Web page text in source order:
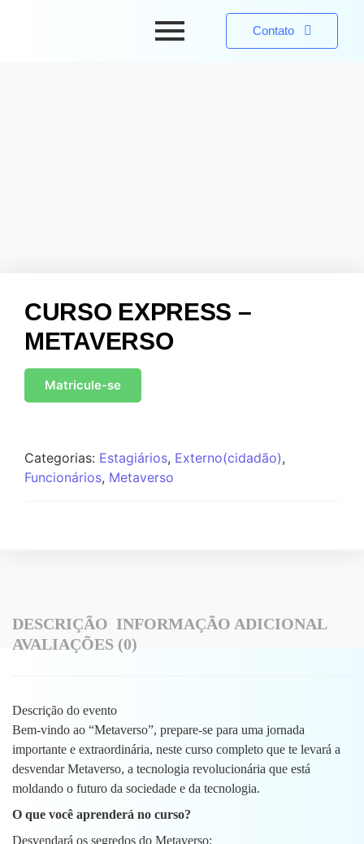
Contato
CURSO EXPRESS –
METAVERSO
Matricule-se
Categorias: Estagiários, Externo(cidadão),
Funcionários, Metaverso
DESCRIÇÃO INFORMAÇÃO ADICIONAL
AVALIAÇÕES (0)
Descrição do evento
Bem-vindo ao “Metaverso”, prepare-se para uma jornada
importante e extraordinária, neste curso completo que te levará a
desvendar Metaverso, a tecnologia revolucionária que está
moldando o futuro da sociedade e da tecnologia.
O que você aprenderá no curso?
Desvendará os segredos do Metaverso;